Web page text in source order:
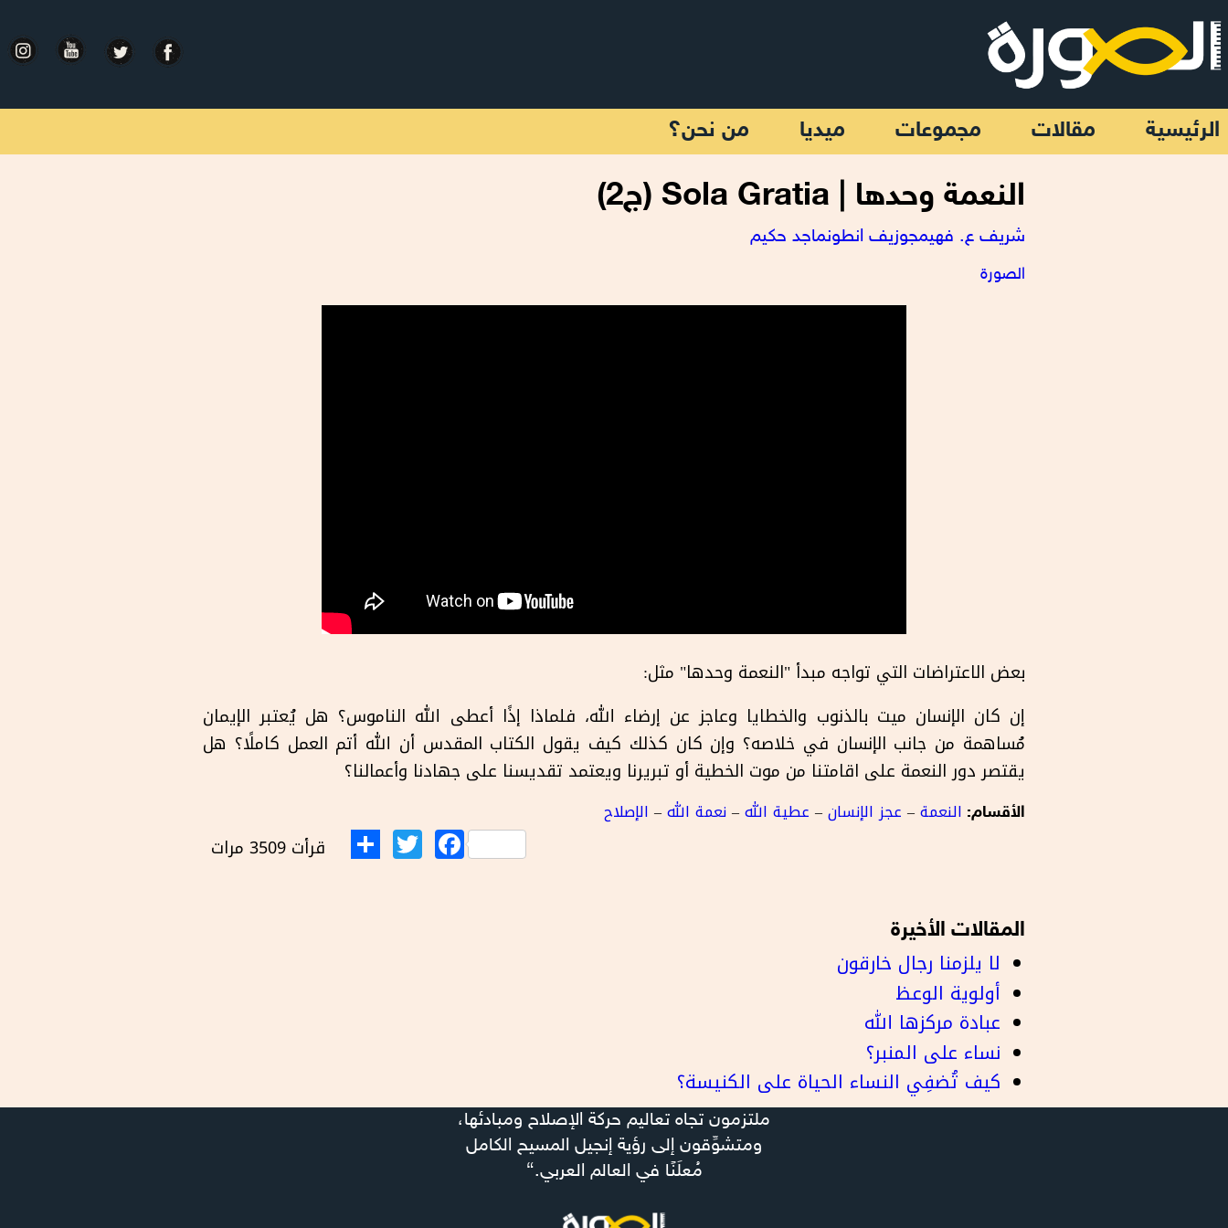
الرئيسية مقالات مجموعات ميديا من نحن؟
النعمة وحدها | Sola Gratia (ج2)
شريف ع. فهيمجوزيف انطونماجد حكيم
الصورة
بعض الاعتراضات التي تواجه مبدأ "النعمة وحدها" مثل:
إن كان الإنسان ميت بالذنوب والخطايا وعاجز عن إرضاء الله، فلماذا إذًا أعطى الله الناموس؟ هل يُعتبر الإيمان
مُساهمة من جانب الإنسان في خلاصه؟ وإن كان كذلك كيف يقول الكتاب المقدس أن الله أتم العمل كاملًا؟ هل
يقتصر دور النعمة على اقامتنا من موت الخطية أو تبريرنا ويعتمد تقديسنا على جهادنا وأعمالنا؟
الأقسام: النعمة– عجز الإنسان– عطية الله–نعمة الله– الإصلاح
Facebook
Twitter قرأت 3509 مرات
المقالات الأخيرة
لا يلزمنا رجال خارقون
أولوية الوعظ
عبادة مركزها الله
نساء على المنبر؟
كيف تُضفِي النساء الحياة على الكنيسة؟
ملتزمون تجاه تعاليم حركة الإصلاح ومبادئها،
ومتشوِّقون إلى رؤية إنجيل المسيح الكامل
مُعلَنًا في العالم العربي.“